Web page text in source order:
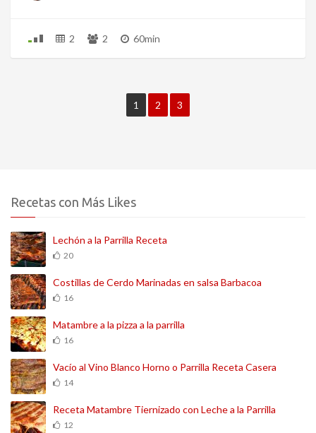
2 2 60min
1 2 3
Recetas con Más Likes
Lechón a la Parrilla Receta
20
Costillas de Cerdo Marinadas en salsa Barbacoa
16
Matambre a la pizza a la parrilla
16
Vacío al Vino Blanco Horno o Parrilla Receta Casera
14
Receta Matambre Tiernizado con Leche a la Parrilla
12